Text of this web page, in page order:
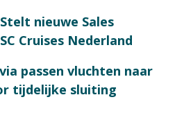
nieuwe Sales
Cruises Nederland
passen vluchten naar
tijdelijke sluiting